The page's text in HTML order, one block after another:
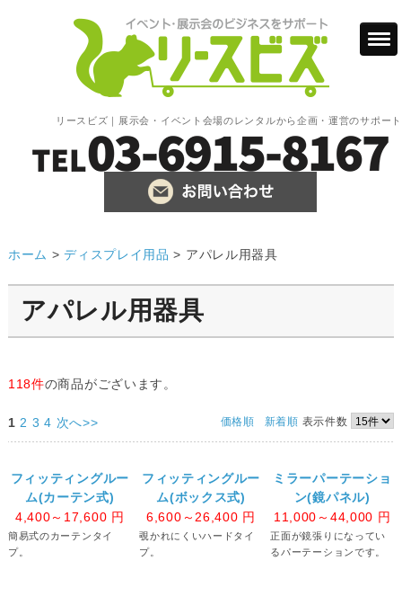
リースビズ｜展示会・イベント会場のレンタルから企画・運営のサポート
ホーム >ディスプレイ用品 > アパレル用器具
アパレル用器具
118件の商品がございます。
価格順 新着順 表示件数
1 2 3 4 次へ>>
フィッティングルー
ム(カーテン式)
4,400～17,600 円
簡易式のカーテンタイ
プ。
フィッティングルー
ム(ボックス式)
6,600～26,400 円
覗かれにくいハードタイ
プ。
ミラーパーテーショ
ン(鏡パネル)
11,000～44,000 円
正面が鏡張りになってい
るパーテーションです。